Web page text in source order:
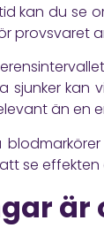
kan du se
provsvaret
sjunker kan
än
se
är